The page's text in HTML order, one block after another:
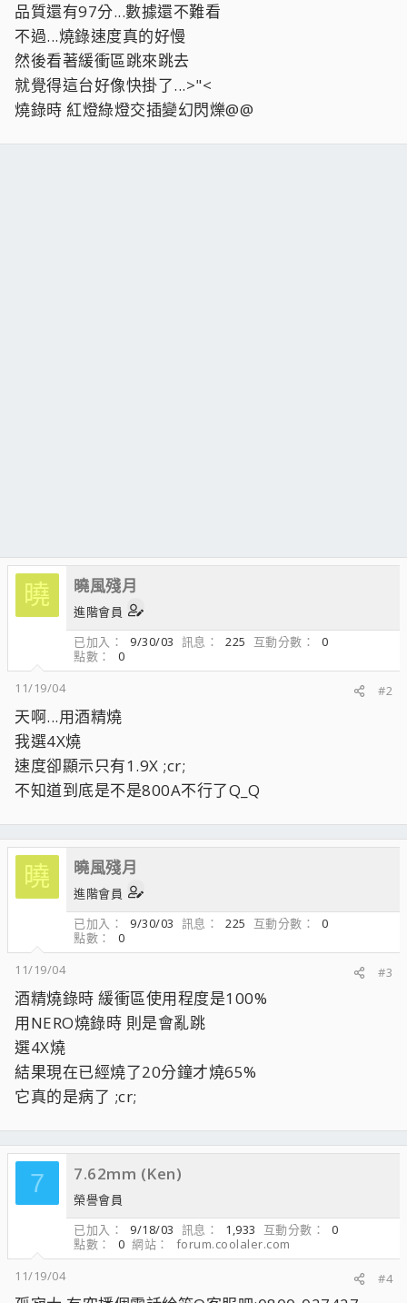
品質還有97分...數據還不難看
不過...燒錄速度真的好慢
然後看著緩衝區跳來跳去
就覺得這台好像快掛了...>"<
燒錄時 紅燈綠燈交插變幻閃爍@@
曉 曉風殘月
進階會員
已加入
9/30/03 訊息 225 互動分數
0
點數
0
11/19/04
#2
天啊...用酒精燒
我選4X燒
速度卻顯示只有1.9X ;cr;
不知道到底是不是800A不行了Q_Q
曉 曉風殘月
進階會員
已加入
9/30/03 訊息 225 互動分數
0
點數
0
11/19/04
#3
酒精燒錄時 緩衝區使用程度是100%
用NERO燒錄時 則是會亂跳
選4X燒
結果現在已經燒了20分鐘才燒65%
它真的是病了 ;cr;
7 7.62mm (Ken)
榮譽會員
已加入
9/18/03 訊息 1,933 互動分數
0
點數
0 網站
forum.coolaler.com
11/19/04
#4